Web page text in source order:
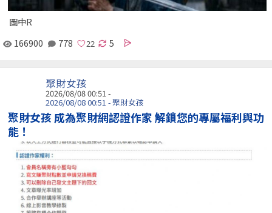
圖中R
166900
778 5
聚財女孩
2026/08/08 00:51 -
2026/08/08 00:51 - 聚財女孩
聚財女孩 成為聚財網認證作家 解鎖您的專屬福利與功
能！